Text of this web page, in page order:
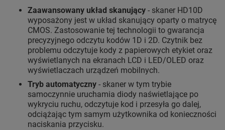
Zaawansowany układ skanujący - skaner HD10D
wyposażony jest w układ skanujący oparty o matrycę
CMOS. Zastosowanie tej technologii to gwarancja
precyzyjnego odczytu kodów 1D i 2D. Czytnik bez
problemu odczytuje kody z papierowych etykiet oraz
wyświetlanych na ekranach LCD i LED/OLED oraz
wyświetlaczach urządzeń mobilnych.
Tryb automatyczny - skaner w tym trybie
samoczynnie uruchamia diody naświetlające po
wykryciu ruchu, odczytuje kod i przesyła go dalej,
odciążając tym samym użytkownika od konieczności
naciskania przycisku.